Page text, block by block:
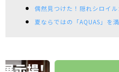
偶然見つけた！隠れシロイ
夏ならではの「AQUAS」を